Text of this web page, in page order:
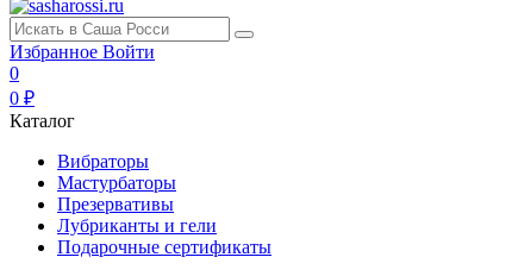
Избранное Войти
0
0 ₽
Каталог
Вибраторы
Мастурбаторы
Презервативы
Лубриканты и гели
Подарочные сертификаты